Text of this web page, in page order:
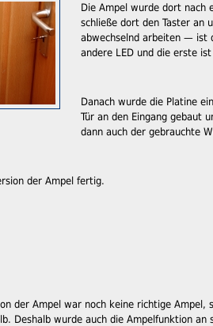
Die Ampel wurde dort nach
schließe dort den Taster an
abwechselnd arbeiten — ist
andere LED und die erste
Danach wurde die Platine
Tür an den Eingang gebaut
dann auch der gebrauchte
der Ampel fertig.
der Ampel war noch keine richtige
Deshalb wurde auch die Ampelfunktion